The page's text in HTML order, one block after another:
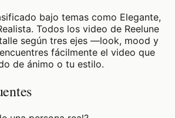
bajo temas como Elegante,
Todos los video de Reelune
según tres ejes —look, mood y
fácilmente el video que
de ánimo o tu estilo.